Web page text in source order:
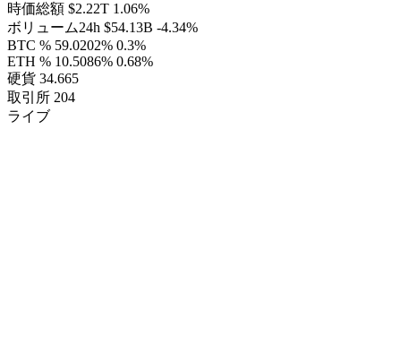
時価総額 $2.22T 1.06%
ボリューム24h $54.13B -4.34%
BTC % 59.0202% 0.3%
ETH % 10.5086% 0.68%
硬貨 34.665
取引所 204
ライブ